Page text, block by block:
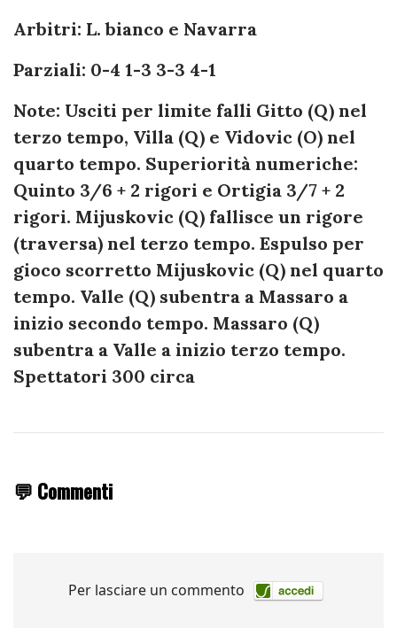
Arbitri: L. bianco e Navarra
Parziali: 0-4 1-3 3-3 4-1
Note: Usciti per limite falli Gitto (Q) nel
terzo tempo, Villa (Q) e Vidovic (O) nel
quarto tempo. Superiorità numeriche:
Quinto 3/6 + 2 rigori e Ortigia 3/7 + 2
rigori. Mijuskovic (Q) fallisce un rigore
(traversa) nel terzo tempo. Espulso per
gioco scorretto Mijuskovic (Q) nel quarto
tempo. Valle (Q) subentra a Massaro a
inizio secondo tempo. Massaro (Q)
subentra a Valle a inizio terzo tempo.
Spettatori 300 circa
💬 Commenti